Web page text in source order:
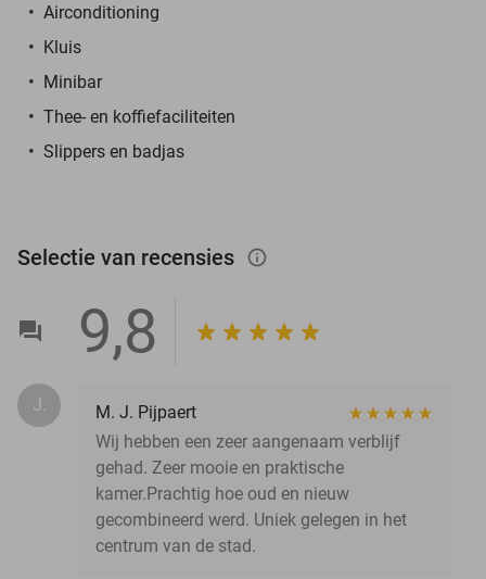
Airconditioning
Kluis
Minibar
Thee- en koffiefaciliteiten
Slippers en badjas
Selectie van recensies info_outlined
9,8
J.
M. J. Pijpaert
Wij hebben een zeer aangenaam verblijf
gehad. Zeer mooie en praktische
kamer.Prachtig hoe oud en nieuw
gecombineerd werd. Uniek gelegen in het
centrum van de stad.